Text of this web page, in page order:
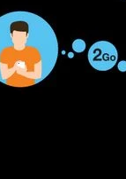
réseaux sociaux
inwi fait
accès à